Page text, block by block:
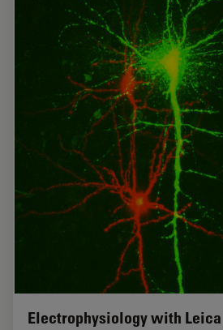
Electrophysiology with Leica